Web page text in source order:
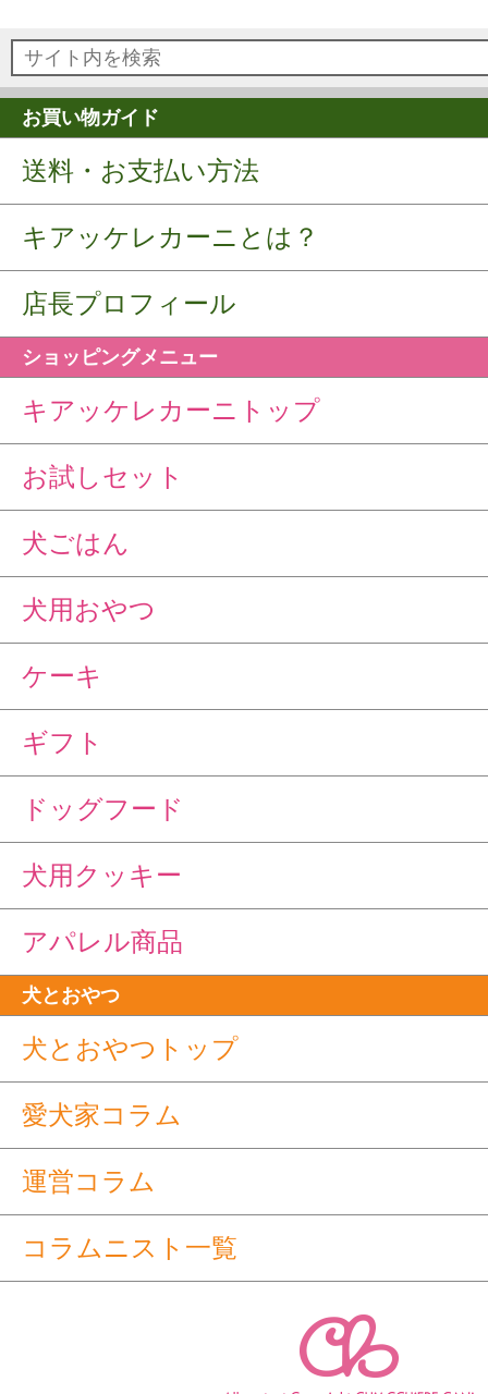
お買い物ガイド
送料・お支払い方法
キアッケレカーニとは？
店長プロフィール
ショッピングメニュー
キアッケレカーニトップ
お試しセット
犬ごはん
犬用おやつ
ケーキ
ギフト
ドッグフード
犬用クッキー
アパレル商品
犬とおやつ
犬とおやつトップ
愛犬家コラム
運営コラム
コラムニスト一覧